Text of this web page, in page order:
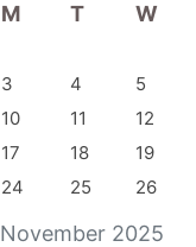
November 2025
M T W
3
4 5
10
11 12
17
18 19
24
25 26